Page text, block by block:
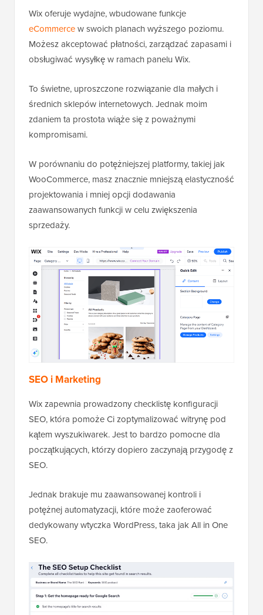
Wix oferuje wydajne, wbudowane funkcje
eCommercew swoich planach wyższego poziomu.
Możesz akceptować płatności, zarządzać zapasami i
obsługiwać wysyłkę w ramach panelu Wix.
To świetne, uproszczone rozwiązanie dla małych i
średnich sklepów internetowych. Jednak moim
zdaniem ta prostota wiąże się z poważnymi
kompromisami.
W porównaniu do potężniejszej platformy, takiej jak
WooCommerce, masz znacznie mniejszą elastyczność
projektowania i mniej opcji dodawania
zaawansowanych funkcji w celu zwiększenia
sprzedaży.
SEO i Marketing
Wix zapewnia prowadzony checklistę konfiguracji
SEO, która pomoże Ci zoptymalizować witrynę pod
kątem wyszukiwarek. Jest to bardzo pomocne dla
początkujących, którzy dopiero zaczynają przygodę z
SEO.
Jednak brakuje mu zaawansowanej kontroli i
potężnej automatyzacji, które może zaoferować
dedykowany wtyczka WordPress, taka jak All in One
SEO.